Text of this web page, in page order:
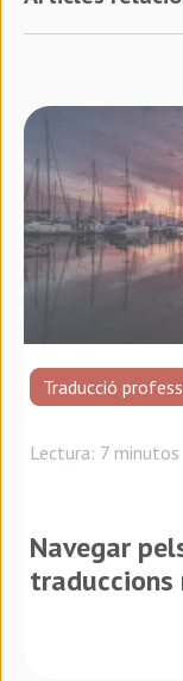
Traducció
Lectura: 7 minutos
Navegar
traduccions